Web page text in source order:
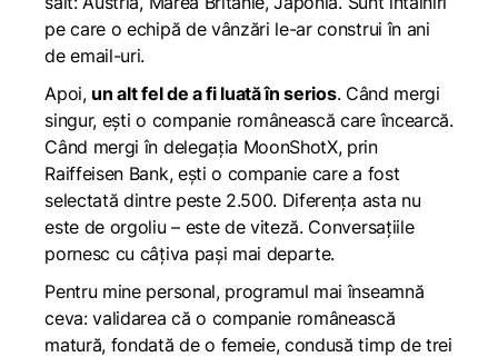
pe care o echipă de vânzări le-ar construi în ani
de email-uri.
Apoi, un alt fel de a fi luată în serios. Când mergi
singur, ești o companie românească care încearcă.
Când mergi în delegația MoonShotX, prin
Raiffeisen Bank, ești o companie care a fost
selectată dintre peste 2.500. Diferența asta nu
este de orgoliu – este de viteză. Conversațiile
pornesc cu câțiva pași mai departe.
Pentru mine personal, programul mai înseamnă
ceva: validarea că o companie românească
matură, fondată de o femeie, condusă timp de trei